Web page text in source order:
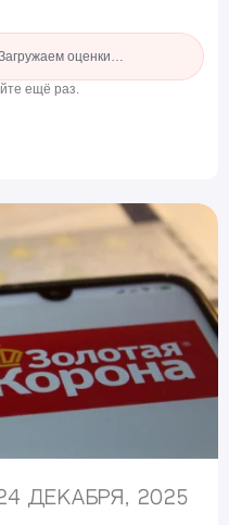
оценки…
ещё раз.
декабря, 2025